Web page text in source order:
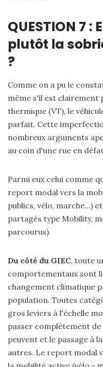
QUESTION 7 :
plutôt la
?
Comme on a pu le
même s'il est clairement
thermique (VT), le
parfait. Cette
nombreux arguments
au coin d'une rue en
Parmi eux celui comme
report modal vers la
publics, vélo, marche...)
partagés type Mobility,
parcourus).
Du côté du GIEC, toute
comportementaux sont
changement climatique
population. Toutes
gros leviers à l'échelle
passer complètement
peuvent et le passage à
autres. Le report modal